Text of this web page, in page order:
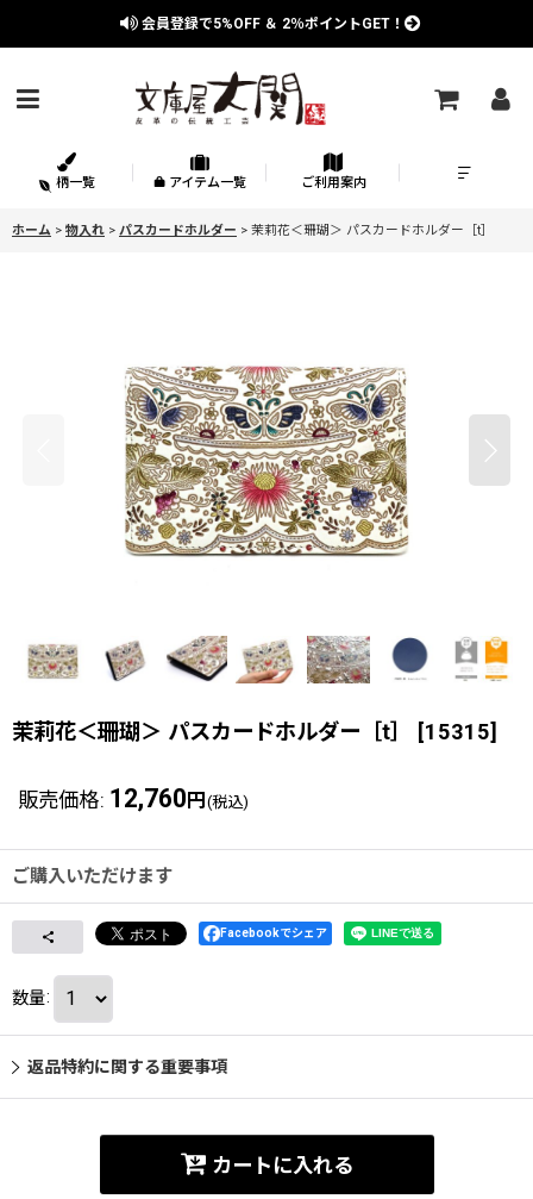
会員登録で5%OFF ＆ 2％ポイントGET！
柄一覧 アイテム一覧 ご利用案内
ホーム > 物入れ > パスカードホルダー > 茉莉花＜珊瑚＞ パスカードホルダー［t］
茉莉花＜珊瑚＞ パスカードホルダー［t］ [15315]
販売価格: 12,760 円 (税込)
ご購入いただけます
Facebookでシェア
数量:
返品特約に関する重要事項
カートに入れる